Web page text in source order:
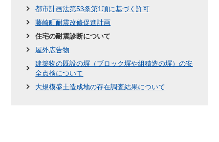
都市計画法第53条第1項に基づく許可
藤崎町耐震改修促進計画
住宅の耐震診断について
屋外広告物
建築物の既設の塀（ブロック塀や組積造の塀）の安
全点検について
大規模盛土造成地の存在調査結果について